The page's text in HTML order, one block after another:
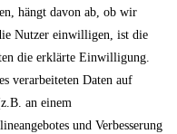
hängt davon ab, ob wir
Nutzer einwilligen, ist die
die erklärte Einwilligung.
verarbeiteten Daten auf
an einem
und Verbesserung